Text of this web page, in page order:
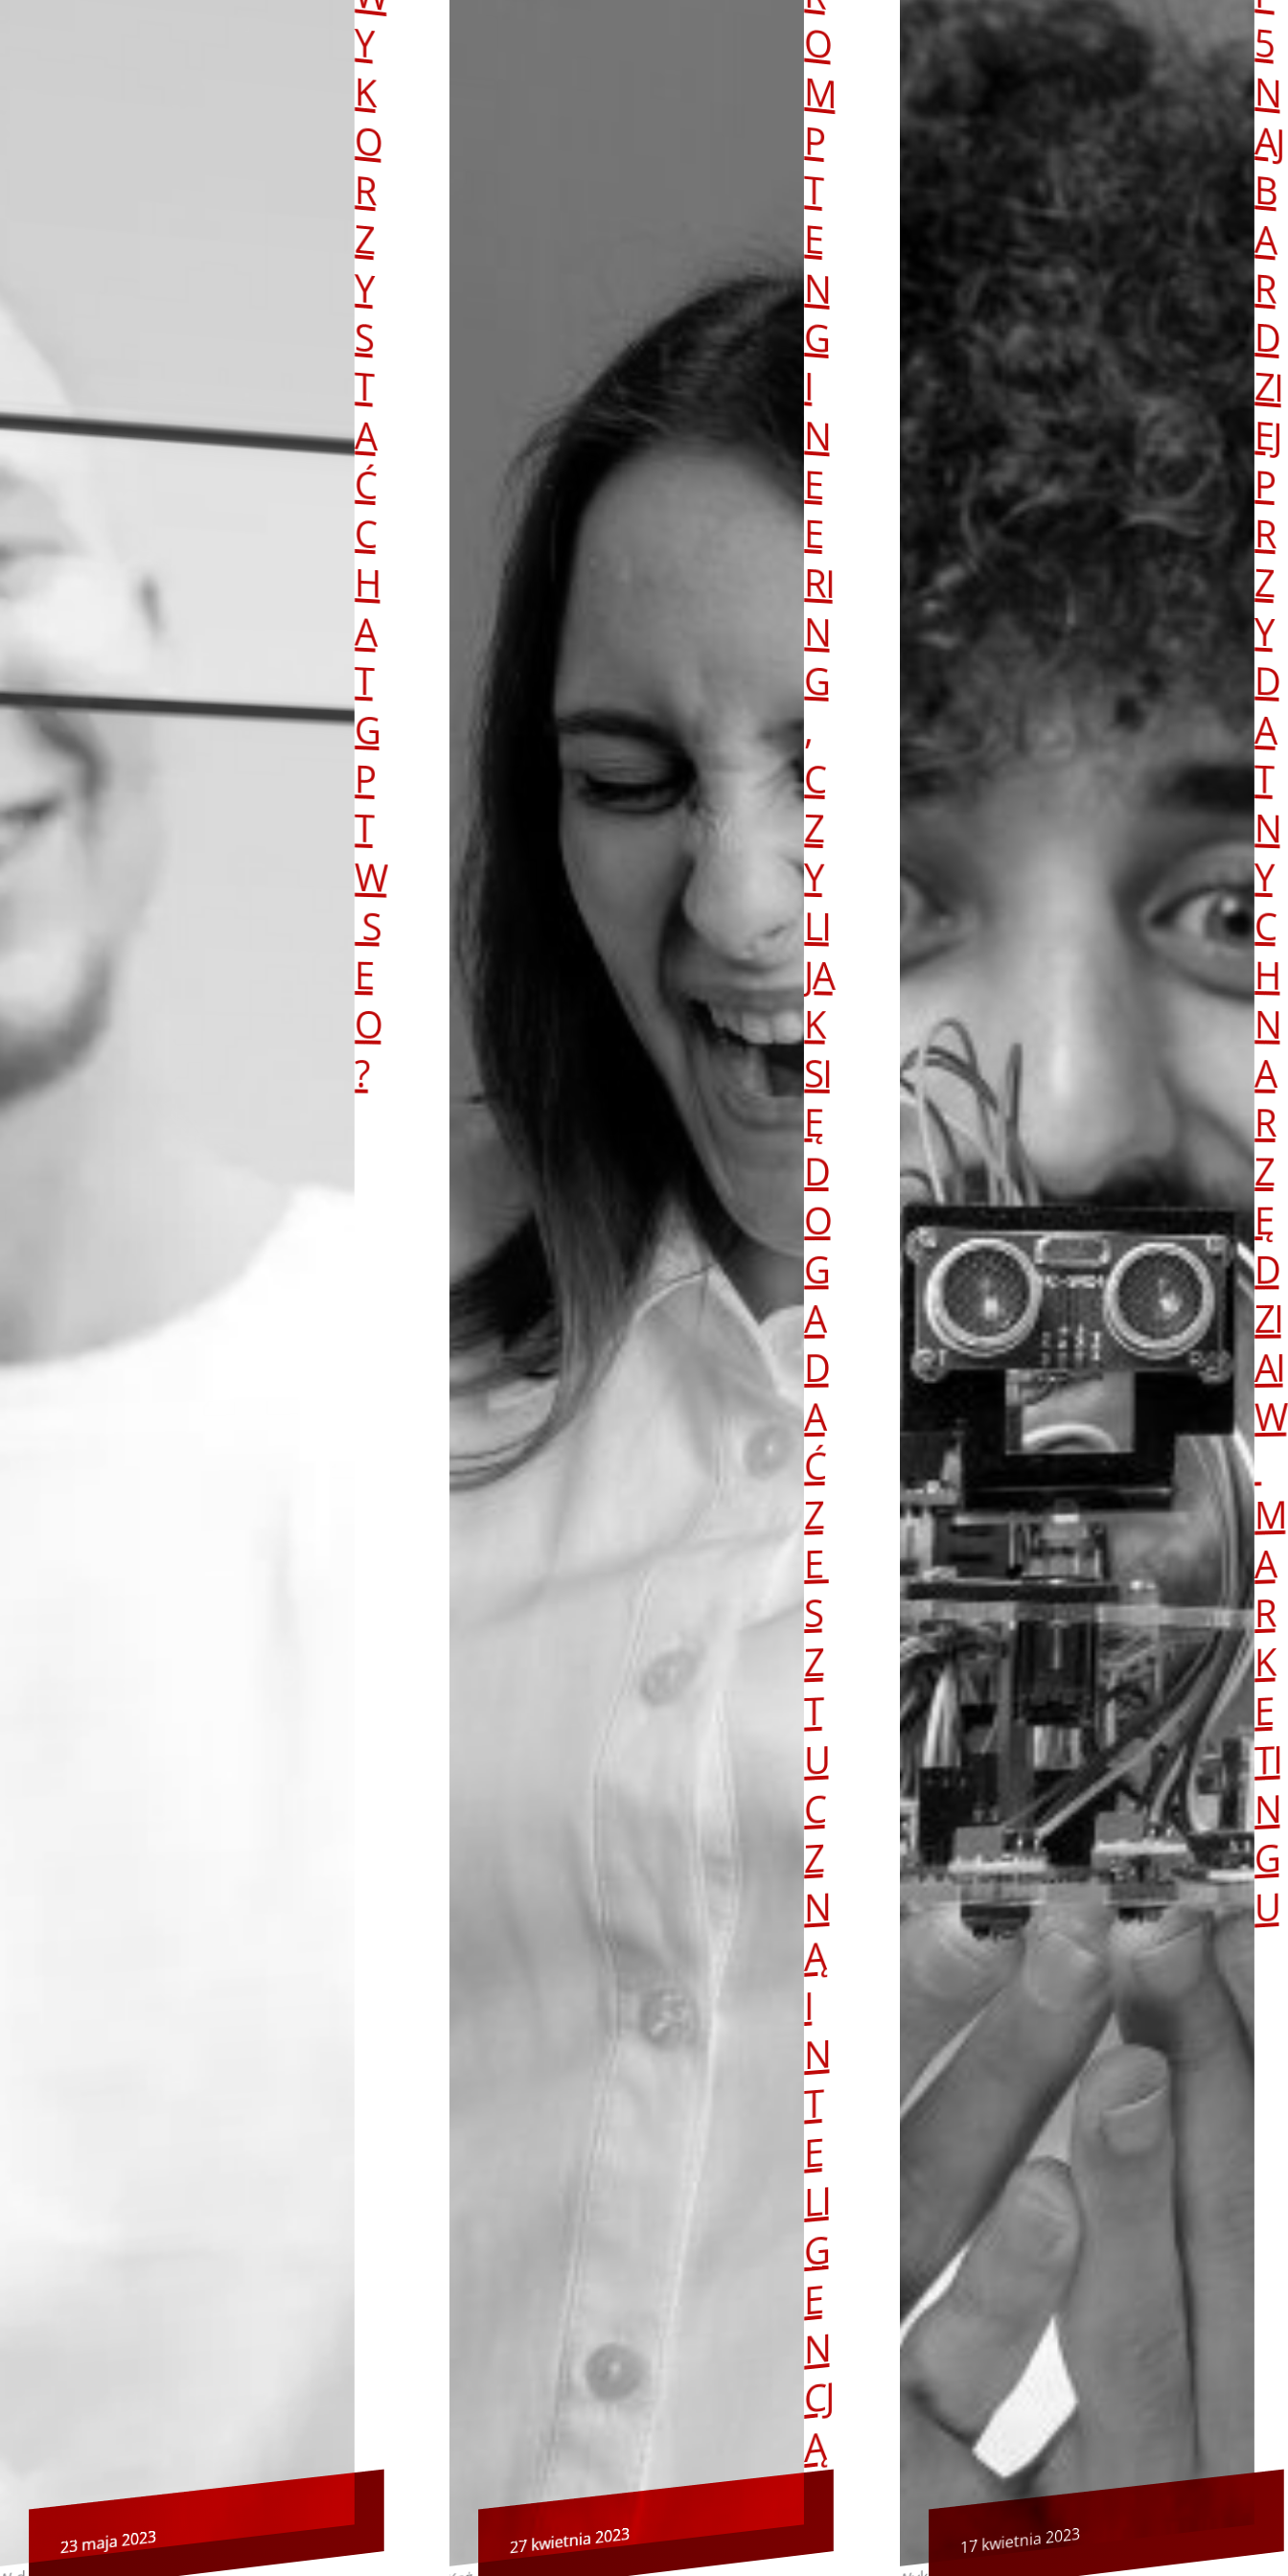
Y
K
O
R
Z
Y
S
T
A
Ć
C
H
A
T
G
P
T
W
S
E
O
?
23 maja 2023
O
M
P
T
E
N
G
I
N
E
E
RI
N
G
,
C
Z
Y
LI
JA
K
SI
Ę
D
O
G
A
D
A
Ć
Z
E
S
Z
T
U
C
Z
N
Ą
I
N
T
E
LI
G
E
N
CJ
Ą
27 kwietnia 2023
5
N
A
B
A
R
D
ZI
P
R
Z
Y
D
A
T
N
Y
C
H
N
A
R
Z
Ę
D
ZI
AI
W
M
A
R
K
E
TI
N
G
U
17 kwietnia 2023